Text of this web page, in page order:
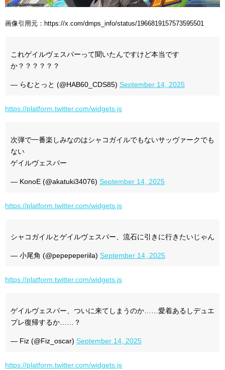
画像引用元：https://x.com/dmps_info/status/1966819157573595501
これゲイルヴェスパーって聞いたんですけど本当です
か？？？？？？
— らむとっと (@HAB60_CDS85) September 14, 2025
https://platform.twitter.com/widgets.js
次弾で一番楽しみなのはシャコガイルでもないサッヴァークでも
ない
ゲイルヴェスパー
— KonoE (@akatuki34076) September 14, 2025
https://platform.twitter.com/widgets.js
シャコガイルとゲイルヴェスパー、流石に引きに行きたいじゃん
— 小尾角 (@pepepeperiila) September 14, 2025
https://platform.twitter.com/widgets.js
ゲイルヴェスパー、ついに来てしまうのか……愛着あるしデュエ
プレ復帰するか……？
— Fiz (@Fiz_oscar) September 14, 2025
https://platform.twitter.com/widgets.js